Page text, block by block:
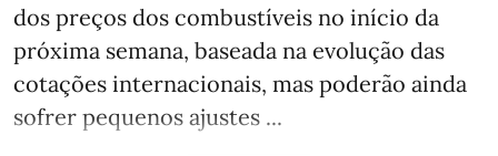
dos preços dos combustíveis no início da
próxima semana, baseada na evolução das
cotações internacionais, mas poderão ainda
sofrer pequenos ajustes ...